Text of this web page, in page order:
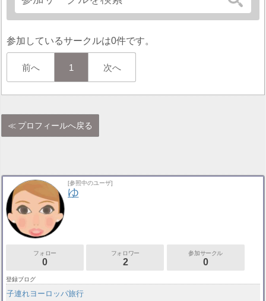
参加しているサークルは0件です。
前へ 1 次へ
プロフィールへ戻る
[参照中のユーザ]
ゆ
フォロー
0
フォロワー
2
参加サークル
0
登録ブログ
子連れヨーロッパ旅行